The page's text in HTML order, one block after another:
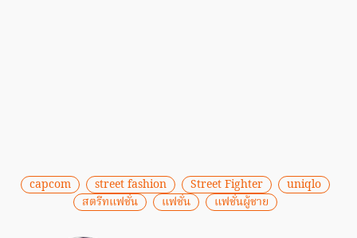
capcom street fashion Street Fighter
uniqlo
สตรีทแฟชั่น
แฟชั่น แฟชั่นผู้ชาย